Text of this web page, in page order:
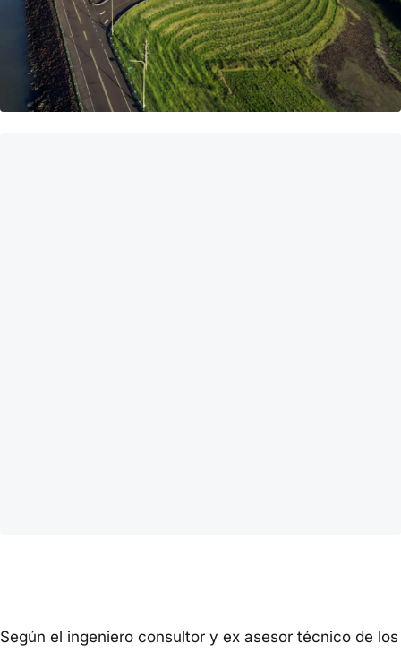
Según el ingeniero consultor y ex asesor técnico de los